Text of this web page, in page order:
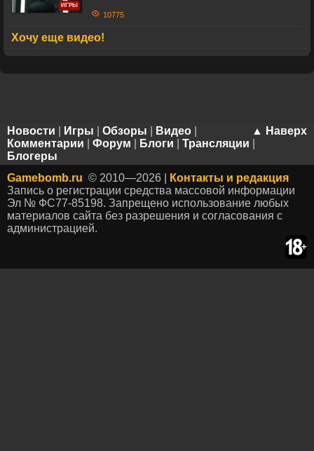
ИГРЫ
10775
Хочу еще видео!
▲ Наверх
Новости Игры Обзоры Видео
Комментарии
Форум Блоги Трансляции
Блогеры
Gamebomb.ru © 2010—2026 |
Контакты и редакция
Запись о регистрации средства массовой информации
Эл № ФС77-85198. Запрещено использование любых
материалов сайта без разрешения и согласования с
администрацией.